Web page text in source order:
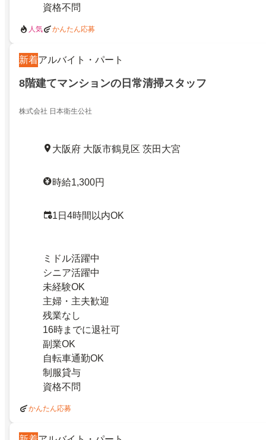
資格不問
人気 かんたん応募
新着アルバイト・パート
8階建てマンションの日常清掃スタッフ
株式会社 日本衛生公社
大阪府 大阪市鶴見区 茨田大宮
時給1,300円
1日4時間以内OK
ミドル活躍中
シニア活躍中
未経験OK
主婦・主夫歓迎
残業なし
16時までに退社可
副業OK
自転車通勤OK
制服貸与
資格不問
かんたん応募